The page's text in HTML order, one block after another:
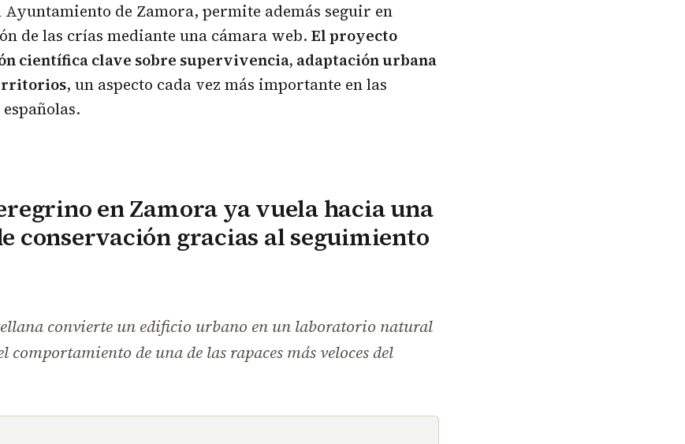
de Zamora, permite además seguir en
de las crías mediante una cámara web. El proyecto
científica clave sobre supervivencia, adaptación urbana
, un aspecto cada vez más importante en las
en Zamoraya vuela hacia una
conservación gracias al seguimiento
convierte un edificio urbano en un laboratorio natural
comportamiento de una de las rapaces más veloces del